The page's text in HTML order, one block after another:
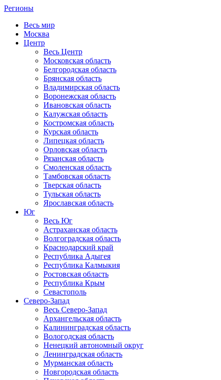
Регионы
Весь мир
Москва
Центр
Весь Центр
Московская область
Белгородская область
Брянская область
Владимирская область
Воронежская область
Ивановская область
Калужская область
Костромская область
Курская область
Липецкая область
Орловская область
Рязанская область
Смоленская область
Тамбовская область
Тверская область
Тульская область
Ярославская область
Юг
Весь Юг
Астраханская область
Волгоградская область
Краснодарский край
Республика Адыгея
Республика Калмыкия
Ростовская область
Республика Крым
Севастополь
Северо-Запад
Весь Северо-Запад
Архангельская область
Калининградская область
Вологодская область
Ненецкий автономный округ
Ленинградская область
Мурманская область
Новгородская область